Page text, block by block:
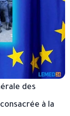
des
à la